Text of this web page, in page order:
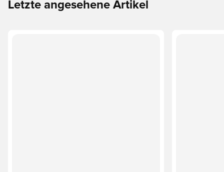
Letzte angesehene Artikel